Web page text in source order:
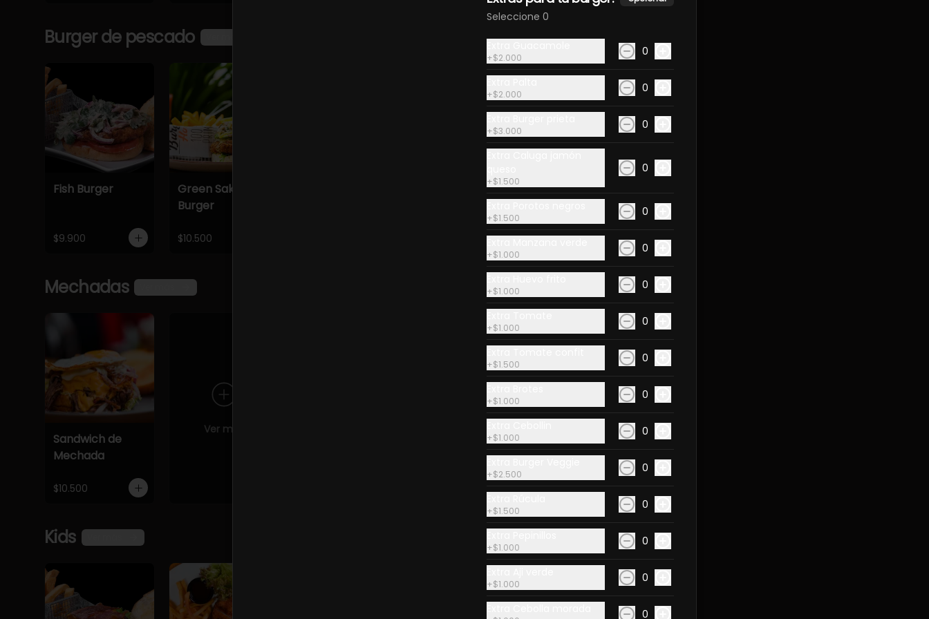
Burger de pescado
Fish Burger
$9.900
Green Sake
Burger
$10.500
Ver más
Mechadas
Sandwich de
Mechada
$10.500
Ver más
Kids
Seleccione 0
+$2.000 0
+$2.000 0
+$3.000 0
+$1.500
0
+$1.500 0
+$1.000 0
+$1.000 0
+$1.000 0
+$1.500 0
+$1.000 0
+$1.000 0
+$2.500 0
+$1.500 0
+$1.000 0
+$1.000 0
0